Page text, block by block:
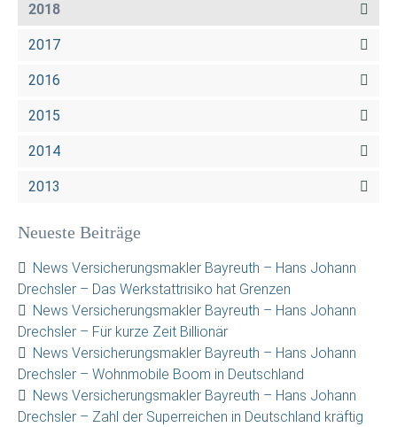
2018
2017
2016
2015
2014
2013
Neueste Beiträge
News Versicherungsmakler Bayreuth – Hans Johann
Drechsler – Das Werkstattrisiko hat Grenzen
News Versicherungsmakler Bayreuth – Hans Johann
Drechsler – Für kurze Zeit Billionär
News Versicherungsmakler Bayreuth – Hans Johann
Drechsler – Wohnmobile Boom in Deutschland
News Versicherungsmakler Bayreuth – Hans Johann
Drechsler – Zahl der Superreichen in Deutschland kräftig